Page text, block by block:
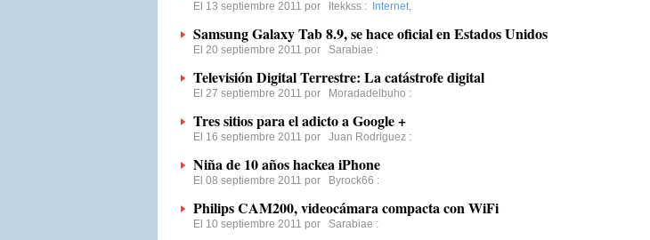
El 13 septiembre 2011 por Itekkss : Internet,
Samsung Galaxy Tab 8.9, se hace oficial en Estados Unidos
El 20 septiembre 2011 por Sarabiae :
Televisión Digital Terrestre: La catástrofe digital
El 27 septiembre 2011 por Moradadelbuho :
Tres sitios para el adicto a Google +
El 16 septiembre 2011 por Juan Rodriguez :
Niña de 10 años hackea iPhone
El 08 septiembre 2011 por Byrock66 :
Philips CAM200, videocámara compacta con WiFi
El 10 septiembre 2011 por Sarabiae :